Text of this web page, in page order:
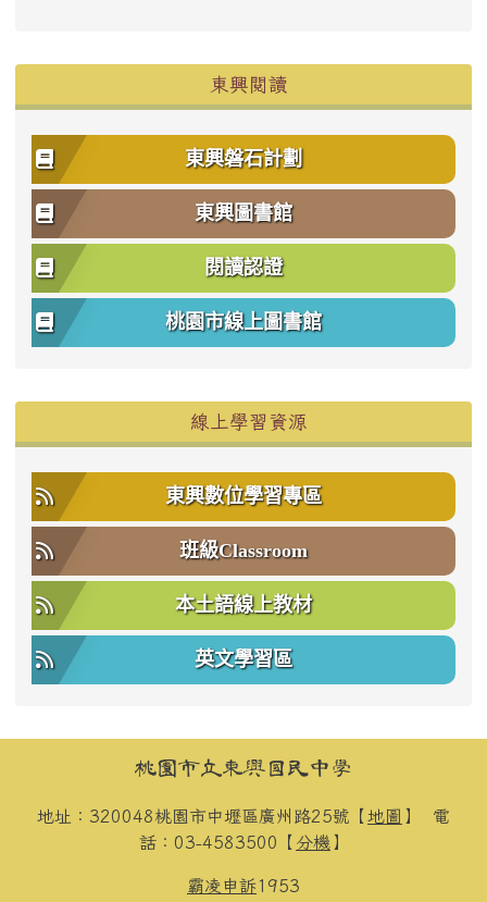
東興閱讀
東興磐石計劃
東興圖書館
閱讀認證
桃園市線上圖書館
線上學習資源
東興數位學習專區
班級Classroom
本土語線上教材
英文學習區
頁尾區域內容桃園市立東興國民中學
地址：320048桃園市中壢區廣州路25號【 地圖 】 電
話：03-4583500【 分機 】
霸凌申訴1953